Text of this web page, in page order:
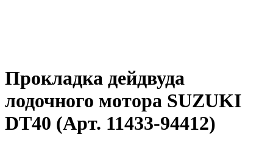
Прокладка дейдвуда
лодочного мотора SUZUKI
DT40 (Арт. 11433-94412)